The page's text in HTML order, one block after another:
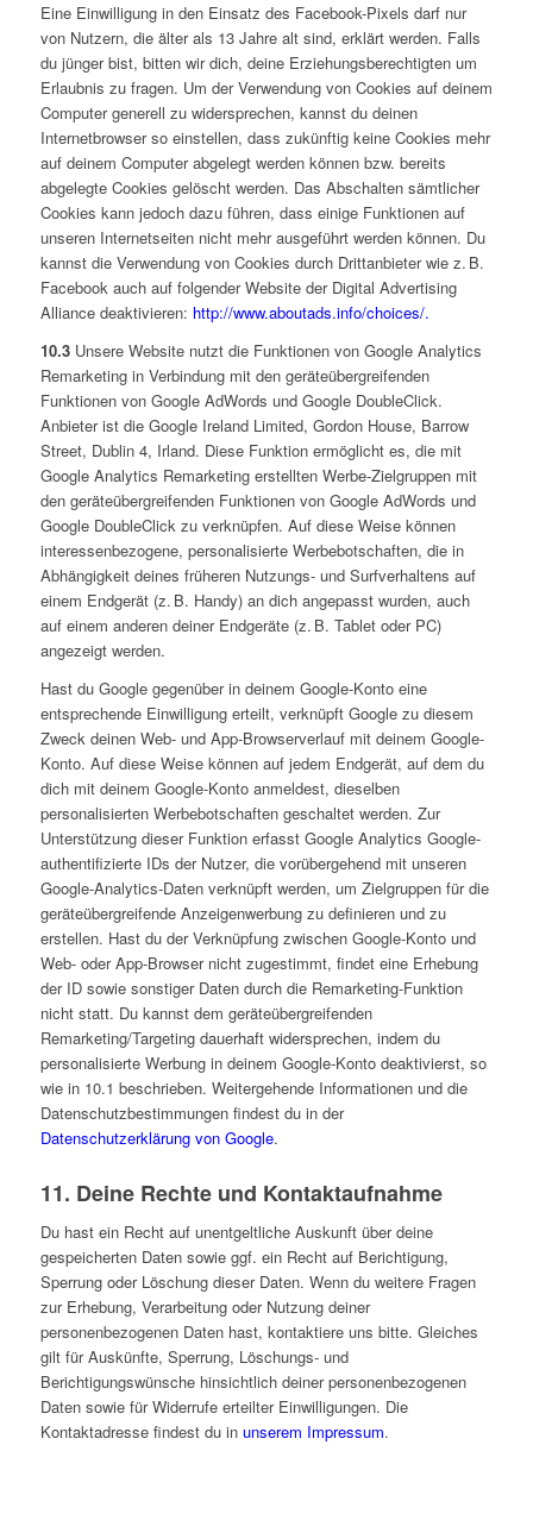
Eine Einwilligung in den Einsatz des Facebook-Pixels darf nur
von Nutzern, die älter als 13 Jahre alt sind, erklärt werden. Falls
du jünger bist, bitten wir dich, deine Erziehungsberechtigten um
Erlaubnis zu fragen. Um der Verwendung von Cookies auf deinem
Computer generell zu widersprechen, kannst du deinen
Internetbrowser so einstellen, dass zukünftig keine Cookies mehr
auf deinem Computer abgelegt werden können bzw. bereits
abgelegte Cookies gelöscht werden. Das Abschalten sämtlicher
Cookies kann jedoch dazu führen, dass einige Funktionen auf
unseren Internetseiten nicht mehr ausgeführt werden können. Du
kannst die Verwendung von Cookies durch Drittanbieter wie z. B.
Facebook auch auf folgender Website der Digital Advertising
Alliance deaktivieren: http://www.aboutads.info/choices/.
10.3Unsere Website nutzt die Funktionen von Google Analytics
Remarketing in Verbindung mit den geräteübergreifenden
Funktionen von Google AdWords und Google DoubleClick.
Anbieter ist die Google Ireland Limited, Gordon House, Barrow
Street, Dublin 4, Irland. Diese Funktion ermöglicht es, die mit
Google Analytics Remarketing erstellten Werbe-Zielgruppen mit
den geräteübergreifenden Funktionen von Google AdWords und
Google DoubleClick zu verknüpfen. Auf diese Weise können
interessenbezogene, personalisierte Werbebotschaften, die in
Abhängigkeit deines früheren Nutzungs- und Surfverhaltens auf
einem Endgerät (z. B. Handy) an dich angepasst wurden, auch
auf einem anderen deiner Endgeräte (z. B. Tablet oder PC)
angezeigt werden.
Hast du Google gegenüber in deinem Google-Konto eine
entsprechende Einwilligung erteilt, verknüpft Google zu diesem
Zweck deinen Web- und App-Browserverlauf mit deinem Google-
Konto. Auf diese Weise können auf jedem Endgerät, auf dem du
dich mit deinem Google-Konto anmeldest, dieselben
personalisierten Werbebotschaften geschaltet werden. Zur
Unterstützung dieser Funktion erfasst Google Analytics Google-
authentifizierte IDs der Nutzer, die vorübergehend mit unseren
Google-Analytics-Daten verknüpft werden, um Zielgruppen für die
geräteübergreifende Anzeigenwerbung zu definieren und zu
erstellen. Hast du der Verknüpfung zwischen Google-Konto und
Web- oder App-Browser nicht zugestimmt, findet eine Erhebung
der ID sowie sonstiger Daten durch die Remarketing-Funktion
nicht statt. Du kannst dem geräteübergreifenden
Remarketing/Targeting dauerhaft widersprechen, indem du
personalisierte Werbung in deinem Google-Konto deaktivierst, so
wie in 10.1 beschrieben. Weitergehende Informationen und die
Datenschutzbestimmungen findest du in der
Datenschutzerklärung von Google.
11. Deine Rechte und Kontaktaufnahme
Du hast ein Recht auf unentgeltliche Auskunft über deine
gespeicherten Daten sowie ggf. ein Recht auf Berichtigung,
Sperrung oder Löschung dieser Daten. Wenn du weitere Fragen
zur Erhebung, Verarbeitung oder Nutzung deiner
personenbezogenen Daten hast, kontaktiere uns bitte. Gleiches
gilt für Auskünfte, Sperrung, Löschungs- und
Berichtigungswünsche hinsichtlich deiner personenbezogenen
Daten sowie für Widerrufe erteilter Einwilligungen. Die
Kontaktadresse findest du in unserem Impressum.